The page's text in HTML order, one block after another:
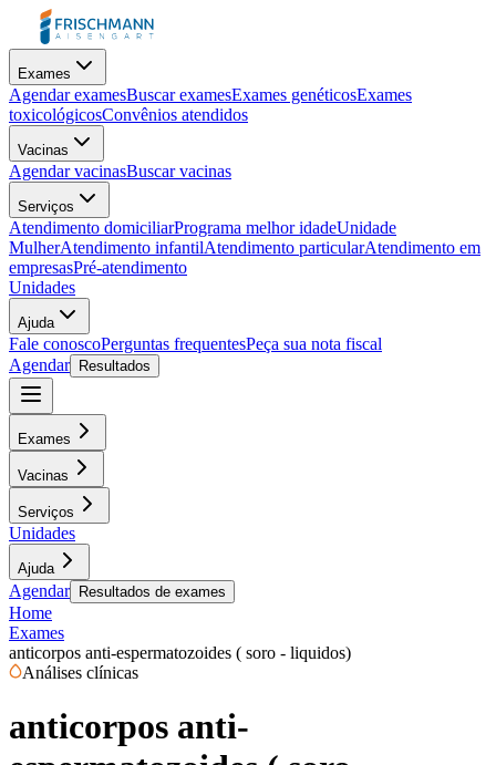
Exames
Agendar examesBuscar examesExames genéticosExames
toxicológicosConvênios atendidos
Vacinas
Agendar vacinasBuscar vacinas
Serviços
Atendimento domiciliarPrograma melhor idadeUnidade
MulherAtendimento infantilAtendimento particularAtendimento em
empresasPré-atendimento
Unidades
Ajuda
Fale conoscoPerguntas frequentesPeça sua nota fiscal
Agendar
Resultados
Exames
Vacinas
Serviços
Unidades
Ajuda
Agendar Resultados de exames
Home
Exames
anticorpos anti-espermatozoides ( soro - liquidos)
Análises clínicas
anticorpos anti-